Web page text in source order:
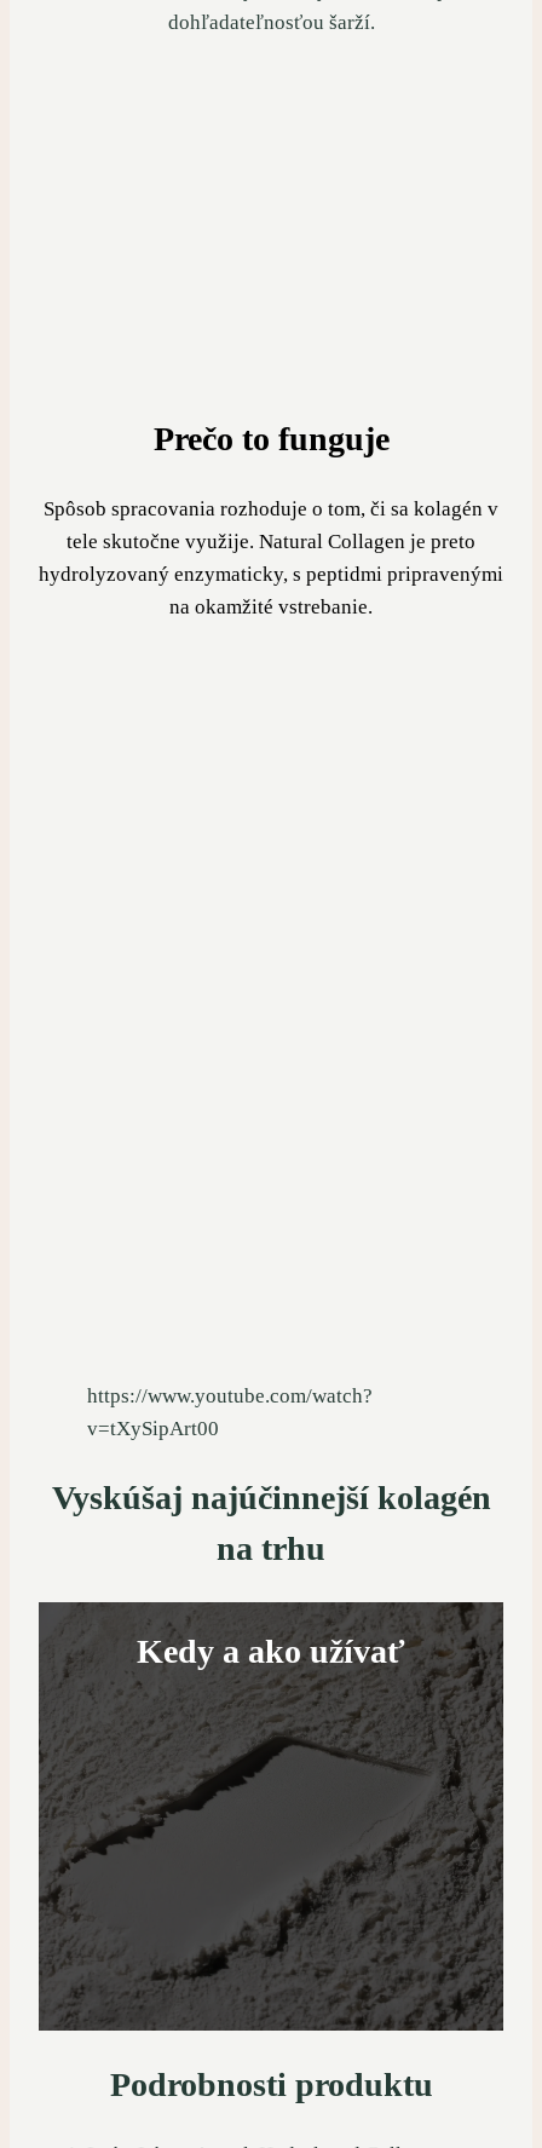
dohľadateľnosťou šarží.
Prečo to funguje
Spôsob spracovania rozhoduje o tom, či sa kolagén v
tele skutočne využije. Natural Collagen je preto
hydrolyzovaný enzymaticky, s peptidmi pripravenými
na okamžité vstrebanie.
https://www.youtube.com/watch?
v=tXySipArt00
Vyskúšaj najúčinnejší kolagén
na trhu
Kedy a ako užívať
Podrobnosti produktu